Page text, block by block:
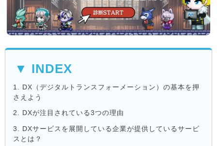
▼ INDEX
1.
DX（デジタルトランスフォーメーション）の基本を押
さえよう
2. DXが注目されている3つの理由
3.
DXサービスを展開している企業が提供しているサービ
スとは？